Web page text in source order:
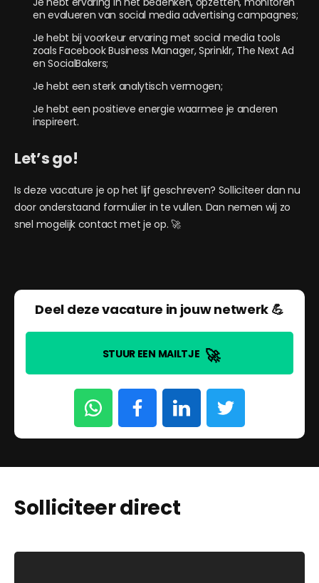
en evalueren van social media advertising campagnes;
Je hebt bij voorkeur ervaring met social media tools
zoals Facebook Business Manager, Sprinklr, The Next Ad
en SocialBakers;
Je hebt een sterk analytisch vermogen;
Je hebt een positieve energie waarmee je anderen
inspireert.
Let’s go!
Is deze vacature je op het lijf geschreven? Solliciteer dan nu
door onderstaand formulier in te vullen. Dan nemen wij zo
snel mogelijk contact met je op. 🚀
Deel deze vacature in jouw netwerk 💪
STUUR EEN MAILTJE 🚀
Solliciteer direct